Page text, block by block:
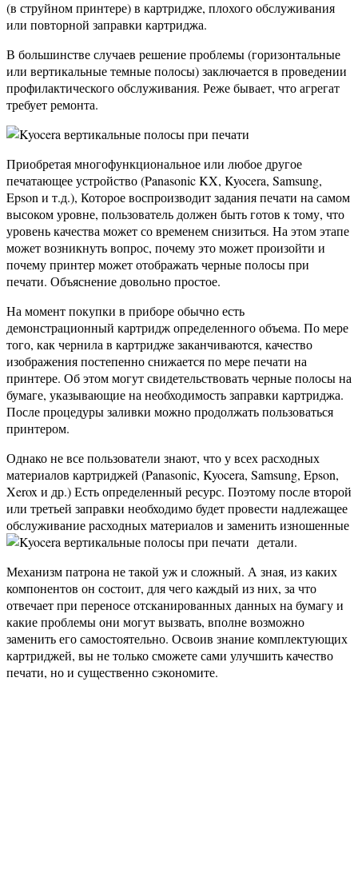
(в струйном принтере) в картридже, плохого обслуживания
или повторной заправки картриджа.
В большинстве случаев решение проблемы (горизонтальные
или вертикальные темные полосы) заключается в проведении
профилактического обслуживания. Реже бывает, что агрегат
требует ремонта.
Приобретая многофункциональное или любое другое
печатающее устройство (Panasonic KX, Kyocera, Samsung,
Epson и т.д.), Которое воспроизводит задания печати на самом
высоком уровне, пользователь должен быть готов к тому, что
уровень качества может со временем снизиться. На этом этапе
может возникнуть вопрос, почему это может произойти и
почему принтер может отображать черные полосы при
печати. Объяснение довольно простое.
На момент покупки в приборе обычно есть
демонстрационный картридж определенного объема. По мере
того, как чернила в картридже заканчиваются, качество
изображения постепенно снижается по мере печати на
принтере. Об этом могут свидетельствовать черные полосы на
бумаге, указывающие на необходимость заправки картриджа.
После процедуры заливки можно продолжать пользоваться
принтером.
Однако не все пользователи знают, что у всех расходных
материалов картриджей (Panasonic, Kyocera, Samsung, Epson,
Xerox и др.) Есть определенный ресурс. Поэтому после второй
или третьей заправки необходимо будет провести надлежащее
обслуживание расходных материалов и заменить изношенные
детали.
Механизм патрона не такой уж и сложный. А зная, из каких
компонентов он состоит, для чего каждый из них, за что
отвечает при переносе отсканированных данных на бумагу и
какие проблемы они могут вызвать, вполне возможно
заменить его самостоятельно. Освоив знание комплектующих
картриджей, вы не только сможете сами улучшить качество
печати, но и существенно сэкономите.